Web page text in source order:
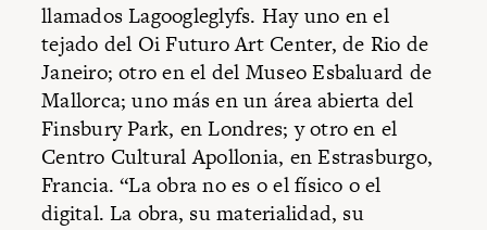
llamados Lagoogleglyfs. Hay uno en el
tejado del Oi Futuro Art Center, de Rio de
Janeiro; otro en el del Museo Esbaluard de
Mallorca; uno más en un área abierta del
Finsbury Park, en Londres; y otro en el
Centro Cultural Apollonia, en Estrasburgo,
Francia. “La obra no es o el físico o el
digital. La obra, su materialidad, su